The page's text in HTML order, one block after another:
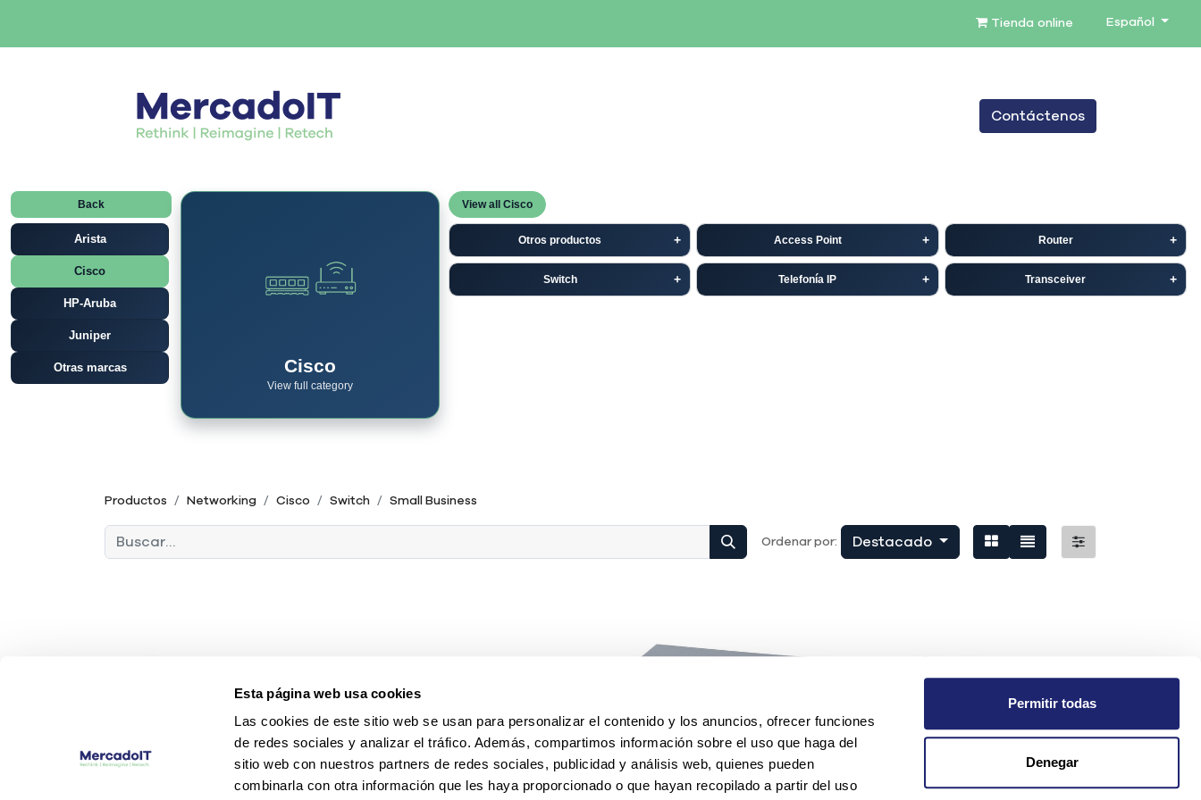
Esta página web usa cookies
Las cookies de este sitio web se usan para personalizar el contenido y los anuncios, ofrecer funciones
de redes sociales y analizar el tráfico. Además, compartimos información sobre el uso que haga del
sitio web con nuestros partners de redes sociales, publicidad y análisis web, quienes pueden
combinarla con otra información que les haya proporcionado o que hayan recopilado a partir del uso
Permitir todas
Denegar
Tienda online Español
BLOG
Contáctenos
Back
Arista
Cisco
HP-Aruba
Juniper
Otras marcas Cisco
View full category
View all Cisco
Otros productos Access Point Router
Switch Telefonía IP Transceiver
Productos Networking Cisco Switch Small Business
Ordenar por: Destacado